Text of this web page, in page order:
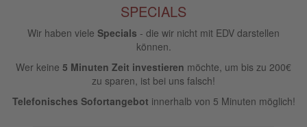
SPECIALS
Wir haben viele Specials - die wir nicht mit EDV darstellen
können.
Wer keine 5 Minuten Zeit investieren möchte, um bis zu 200€
zu sparen, ist bei uns falsch!
Telefonisches Sofortangebot innerhalb von 5 Minuten möglich!